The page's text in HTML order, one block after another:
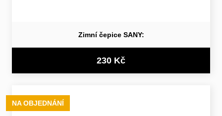
Zimní čepice SANY:
230 Kč
NA OBJEDNÁNÍ